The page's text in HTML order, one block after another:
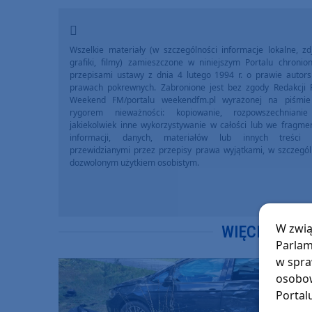
Wszelkie materiały (w szczególności informacje lokalne,
grafiki, filmy) zamieszczone w niniejszym Portalu
przepisami ustawy z dnia 4 lutego 1994 r. o prawie
prawach pokrewnych. Zabronione jest bez zgody Redakcji
Weekend FM/portalu weekendfm.pl wyrażonej na
rygorem nieważności: kopiowanie,
jakiekolwiek inne wykorzystywanie w całości lub we
informacji, danych, materiałów lub innych treści
przewidzianymi przez przepisy prawa wyjątkami, w
dozwolonym użytkiem osobistym.
WIĘCEJW
w